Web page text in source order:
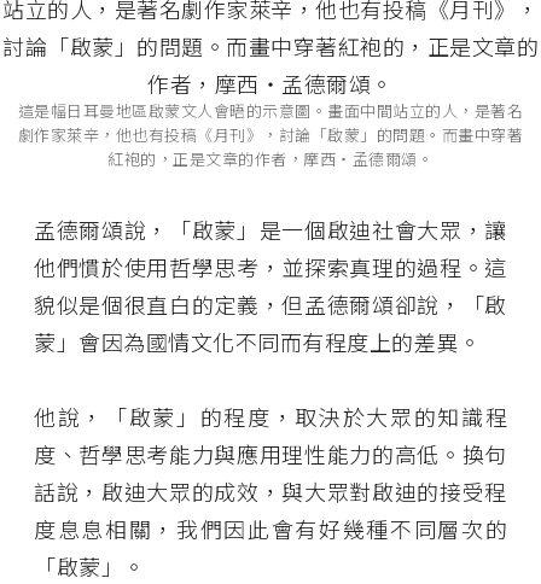
這是幅日耳曼地區啟蒙文人會晤的示意圖。畫面中間站立的人，是著名
劇作家萊辛，他也有投稿《月刊》，討論「啟蒙」的問題。而畫中穿著
紅袍的，正是文章的作者，摩西‧孟德爾頌。
孟德爾頌說，「啟蒙」是一個啟迪社會大眾，讓
他們慣於使用哲學思考，並探索真理的過程。這
貌似是個很直白的定義，但孟德爾頌卻說，「啟
蒙」會因為國情文化不同而有程度上的差異。
他說，「啟蒙」的程度，取決於大眾的知識程
度、哲學思考能力與應用理性能力的高低。換句
話說，啟迪大眾的成效，與大眾對啟迪的接受程
度息息相關，我們因此會有好幾種不同層次的
「啟蒙」。